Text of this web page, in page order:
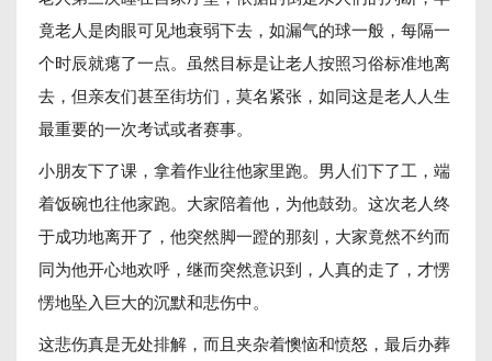
竟老人是肉眼可见地衰弱下去，如漏气的球一般，每隔一
个时辰就瘪了一点。虽然目标是让老人按照习俗标准地离
去，但亲友们甚至街坊们，莫名紧张，如同这是老人人生
最重要的一次考试或者赛事。
小朋友下了课，拿着作业往他家里跑。男人们下了工，端
着饭碗也往他家跑。大家陪着他，为他鼓劲。这次老人终
于成功地离开了，他突然脚一蹬的那刻，大家竟然不约而
同为他开心地欢呼，继而突然意识到，人真的走了，才愣
愣地坠入巨大的沉默和悲伤中。
这悲伤真是无处排解，而且夹杂着懊恼和愤怒，最后办葬